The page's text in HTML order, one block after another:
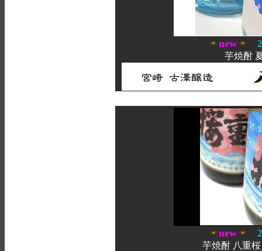
new
芋焼酎
new
芋焼酎 八重